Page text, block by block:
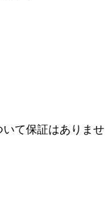
て保証はありませ